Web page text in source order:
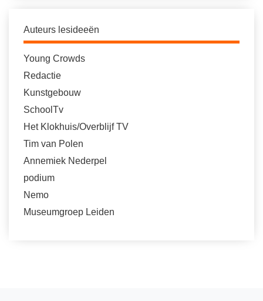
Auteurs lesideeën
Young Crowds
Redactie
Kunstgebouw
SchoolTv
Het Klokhuis/Overblijf TV
Tim van Polen
Annemiek Nederpel
podium
Nemo
Museumgroep Leiden